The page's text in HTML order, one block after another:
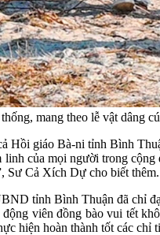
mang theo lễ vật dâng
Hồi giáo Bà-ni tỉnh Bình
của mọi người trong
Sư Cả Xích Dự cho biết thêm.
tỉnh Bình Thuận đã chỉ
viên đồng bào vui tết
hiện hoàn thành tốt các chỉ